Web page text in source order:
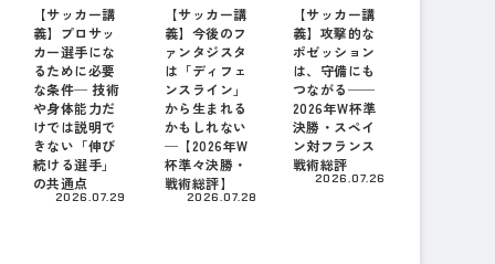
【サッカー講
義】プロサッ
カー選手にな
るために必要
な条件─ 技術
や身体能力だ
けでは説明で
きない「伸び
続ける選手」
の共通点
2026.07.29
【サッカー講
義】今後のフ
ァンタジスタ
は「ディフェ
ンスライン」
から生まれる
かもしれない
─【2026年W
杯準々決勝・
戦術総評】
2026.07.28
【サッカー講
義】攻撃的な
ポゼッション
は、守備にも
つながる──
2026年W杯準
決勝・スペイ
ン対フランス
戦術総評
2026.07.26